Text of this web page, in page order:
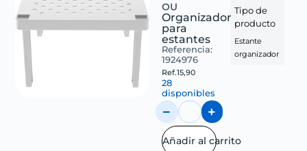
OU
Organizador
para
estantes
Referencia:
1924976
Ref.15,90
28
disponibles
Añadir al carrito
Tipo de
producto
Estante
organizador